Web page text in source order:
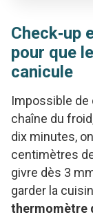
Check‑up
pour que
canicule
Impossible de
chaîne du
dix minutes,
centimètres
givre dès 3
garder la
thermomètre